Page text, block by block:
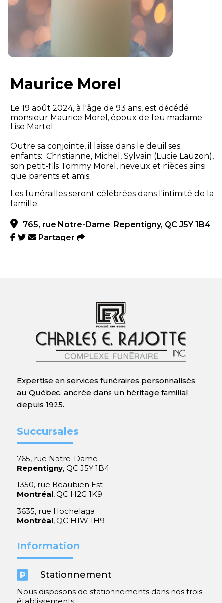
Maurice Morel
Le 19 août 2024, à l'âge de 93 ans, est décédé
monsieur Maurice Morel, époux de feu madame
Lise Martel.
Outre sa conjointe, il laisse dans le deuil ses
enfants: Christianne, Michel, Sylvain (Lucie Lauzon),
son petit-fils Tommy Morel, neveux et nièces ainsi
que parents et amis.
Les funérailles seront célébrées dans l'intimité de la
famille.
765, rue Notre-Dame, Repentigny, QC J5Y 1B4
Partager
Expertise en services funéraires personnalisés
au Québec, ancrée dans un héritage familial
depuis 1925.
Succursales
765, rue Notre-Dame
Repentigny, QC J5Y 1B4
1350, rue Beaubien Est
Montréal, QC H2G 1K9
3635, rue Hochelaga
Montréal, QC H1W 1H9
Information
 Stationnement
Nous disposons de stationnements dans nos trois
établissements.